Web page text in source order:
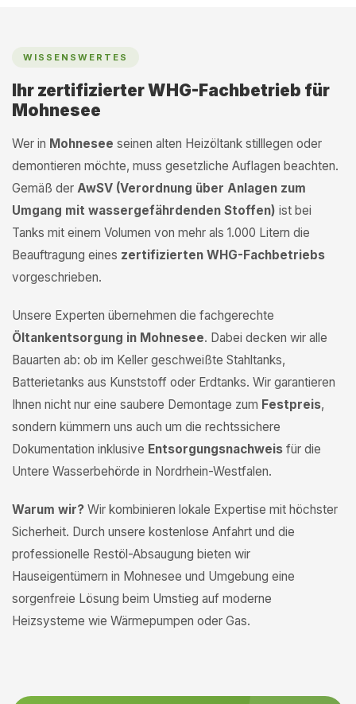
WISSENSWERTES
Ihr zertifizierter WHG-Fachbetrieb für
Mohnesee
Wer in Mohnesee seinen alten Heizöltank stilllegen oder
demontieren möchte, muss gesetzliche Auflagen beachten.
Gemäß der AwSV (Verordnung über Anlagen zum
Umgang mit wassergefährdenden Stoffen) ist bei
Tanks mit einem Volumen von mehr als 1.000 Litern die
Beauftragung eines zertifizierten WHG-Fachbetriebs
vorgeschrieben.
Unsere Experten übernehmen die fachgerechte
Öltankentsorgung in Mohnesee. Dabei decken wir alle
Bauarten ab: ob im Keller geschweißte Stahltanks,
Batterietanks aus Kunststoff oder Erdtanks. Wir garantieren
Ihnen nicht nur eine saubere Demontage zum Festpreis,
sondern kümmern uns auch um die rechtssichere
Dokumentation inklusive Entsorgungsnachweis für die
Untere Wasserbehörde in Nordrhein-Westfalen.
Warum wir? Wir kombinieren lokale Expertise mit höchster
Sicherheit. Durch unsere kostenlose Anfahrt und die
professionelle Restöl-Absaugung bieten wir
Hauseigentümern in Mohnesee und Umgebung eine
sorgenfreie Lösung beim Umstieg auf moderne
Heizsysteme wie Wärmepumpen oder Gas.